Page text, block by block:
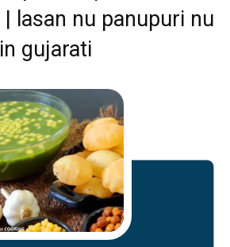
lasan nu panupuri nu
gujarati